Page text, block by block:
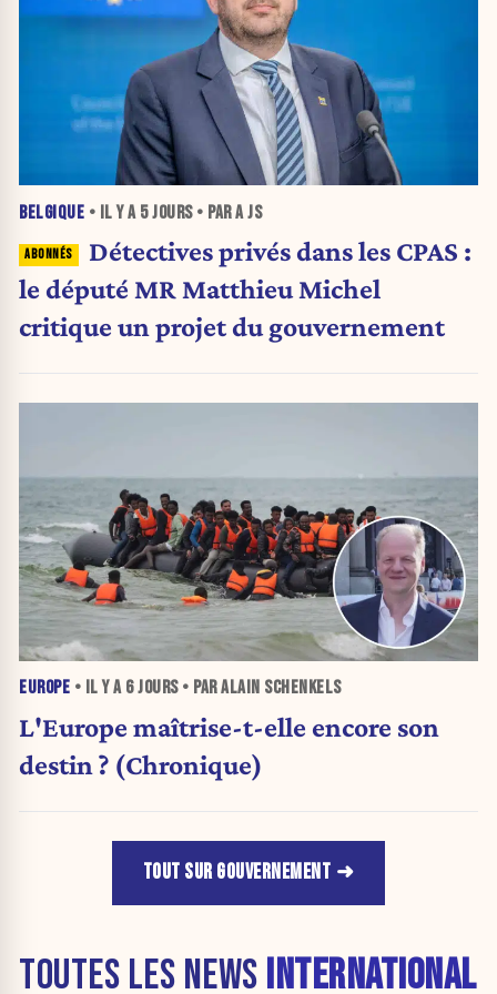
BELGIQUE • IL Y A 5 JOURS• PAR A JS
Détectives privés dans les CPAS :
le député MR Matthieu Michel
critique un projet du gouvernement
EUROPE • IL Y A 6 JOURS• PAR ALAIN SCHENKELS
L'Europe maîtrise-t-elle encore son
destin ? (Chronique)
TOUT SUR GOUVERNEMENT
TOUTES LES NEWS INTERNATIONAL